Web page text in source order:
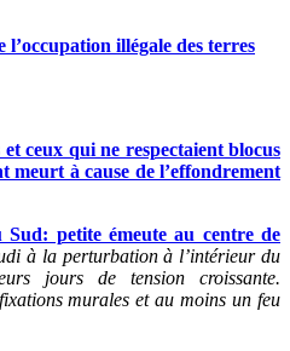
illégale des terres
ceux qui ne respectaient blocus
meurt à cause de l’effondrement
Sud: petite émeute au centre de
à la perturbation à l’intérieur du
jours de tension croissante.
murales et au moins un feu